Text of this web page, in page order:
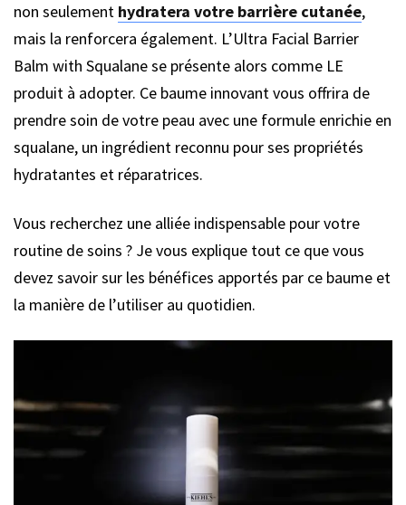
non seulement hydratera votre barrière cutanée,
mais la renforcera également. L’Ultra Facial Barrier
Balm with Squalane se présente alors comme LE
produit à adopter. Ce baume innovant vous offrira de
prendre soin de votre peau avec une formule enrichie en
squalane, un ingrédient reconnu pour ses propriétés
hydratantes et réparatrices.
Vous recherchez une alliée indispensable pour votre
routine de soins ? Je vous explique tout ce que vous
devez savoir sur les bénéfices apportés par ce baume et
la manière de l’utiliser au quotidien.